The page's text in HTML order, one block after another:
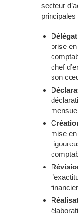
secteur
principales
prise
chef
son
mise en